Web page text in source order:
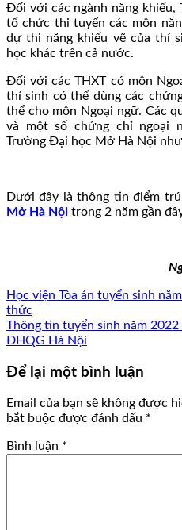
Đối với các ngành năng
tổ chức thi tuyển các môn
dự thi năng khiếu vẽ của thí
học khác trên cả nước.
Đối với các THXT có môn
thí sinh có thể dùng các
thể cho môn Ngoại ngữ. Các
và một số chứng chỉ ngoại
Trường Đại học Mở Hà Nội như
Dưới đây là thông tin điểm
Mở Hà Nội trong 2 năm gần
Học viện Tòa án tuyển sinh
thức
Thông tin tuyển sinh năm
ĐHQG Hà Nội
Để lại một bình luận
Email của bạn sẽ không được
bắt buộc được đánh dấu *
Bình luận *